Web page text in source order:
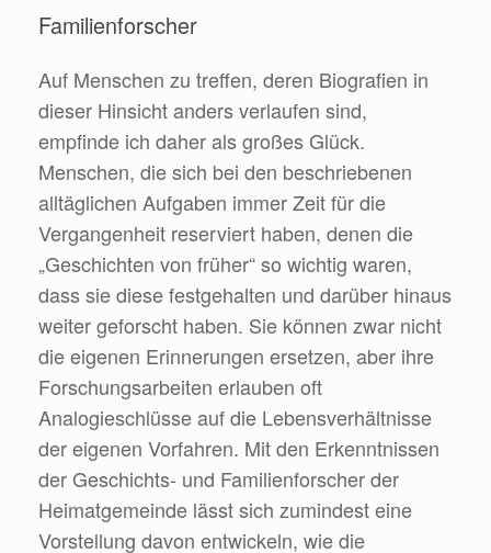
Familienforscher
Auf Menschen zu treffen, deren Biografien in
dieser Hinsicht anders verlaufen sind,
empfinde ich daher als großes Glück.
Menschen, die sich bei den beschriebenen
alltäglichen Aufgaben immer Zeit für die
Vergangenheit reserviert haben, denen die
„Geschichten von früher“ so wichtig waren,
dass sie diese festgehalten und darüber hinaus
weiter geforscht haben. Sie können zwar nicht
die eigenen Erinnerungen ersetzen, aber ihre
Forschungsarbeiten erlauben oft
Analogieschlüsse auf die Lebensverhältnisse
der eigenen Vorfahren. Mit den Erkenntnissen
der Geschichts- und Familienforscher der
Heimatgemeinde lässt sich zumindest eine
Vorstellung davon entwickeln, wie die